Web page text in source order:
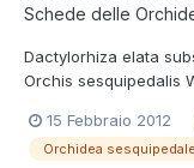
Schede delle
Dactylorhiza elata
Orchis sesquipedalis
Famiglia:
Etimologia Il nome
15 Febbraio 2012
Orchidea sesquipedale